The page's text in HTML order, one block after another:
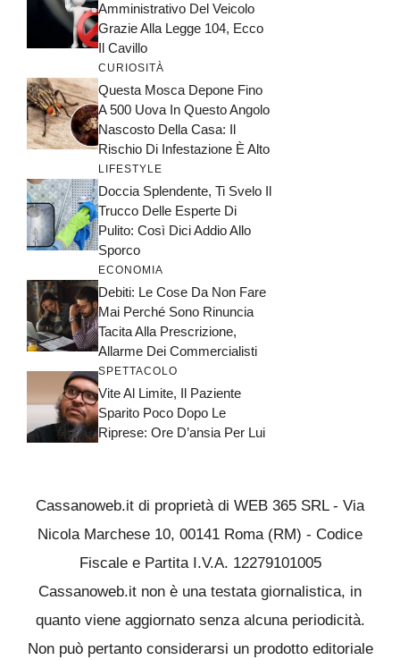
Amministrativo Del Veicolo
Grazie Alla Legge 104, Ecco
Il Cavillo
CURIOSITÀ
Questa Mosca Depone Fino
A 500 Uova In Questo Angolo
Nascosto Della Casa: Il
Rischio Di Infestazione È Alto
LIFESTYLE
Doccia Splendente, Ti Svelo Il
Trucco Delle Esperte Di
Pulito: Così Dici Addio Allo
Sporco
ECONOMIA
Debiti: Le Cose Da Non Fare
Mai Perché Sono Rinuncia
Tacita Alla Prescrizione,
Allarme Dei Commercialisti
SPETTACOLO
Vite Al Limite, Il Paziente
Sparito Poco Dopo Le
Riprese: Ore D’ansia Per Lui
Cassanoweb.it di proprietà di WEB 365 SRL - Via
Nicola Marchese 10, 00141 Roma (RM) - Codice
Fiscale e Partita I.V.A. 12279101005
Cassanoweb.it non è una testata giornalistica, in
quanto viene aggiornato senza alcuna periodicità.
Non può pertanto considerarsi un prodotto editoriale